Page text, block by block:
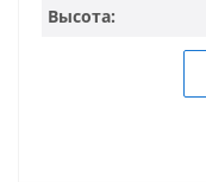
Высота: